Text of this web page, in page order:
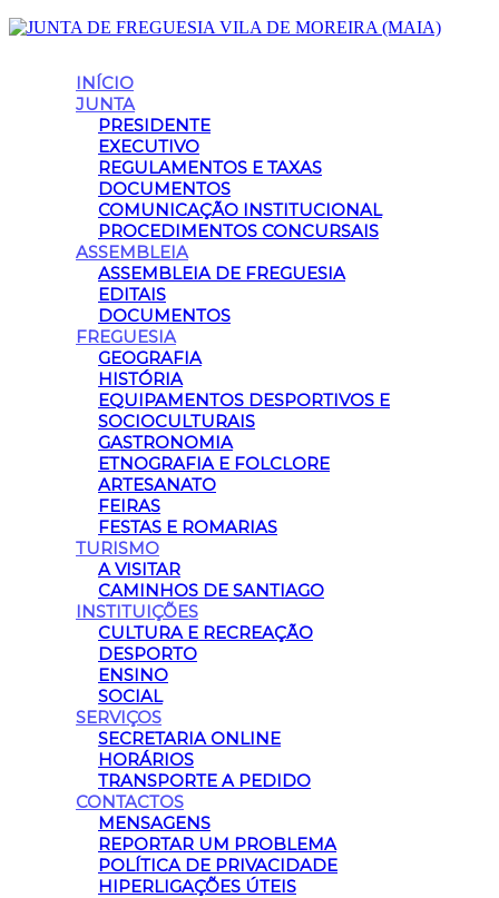
INÍCIO
JUNTA
PRESIDENTE
EXECUTIVO
REGULAMENTOS E TAXAS
DOCUMENTOS
COMUNICAÇÃO INSTITUCIONAL
PROCEDIMENTOS CONCURSAIS
ASSEMBLEIA
ASSEMBLEIA DE FREGUESIA
EDITAIS
DOCUMENTOS
FREGUESIA
GEOGRAFIA
HISTÓRIA
EQUIPAMENTOS DESPORTIVOS E
SOCIOCULTURAIS
GASTRONOMIA
ETNOGRAFIA E FOLCLORE
ARTESANATO
FEIRAS
FESTAS E ROMARIAS
TURISMO
A VISITAR
CAMINHOS DE SANTIAGO
INSTITUIÇÕES
CULTURA E RECREAÇÃO
DESPORTO
ENSINO
SOCIAL
SERVIÇOS
SECRETARIA ONLINE
HORÁRIOS
TRANSPORTE A PEDIDO
CONTACTOS
MENSAGENS
REPORTAR UM PROBLEMA
POLÍTICA DE PRIVACIDADE
HIPERLIGAÇÕES ÚTEIS